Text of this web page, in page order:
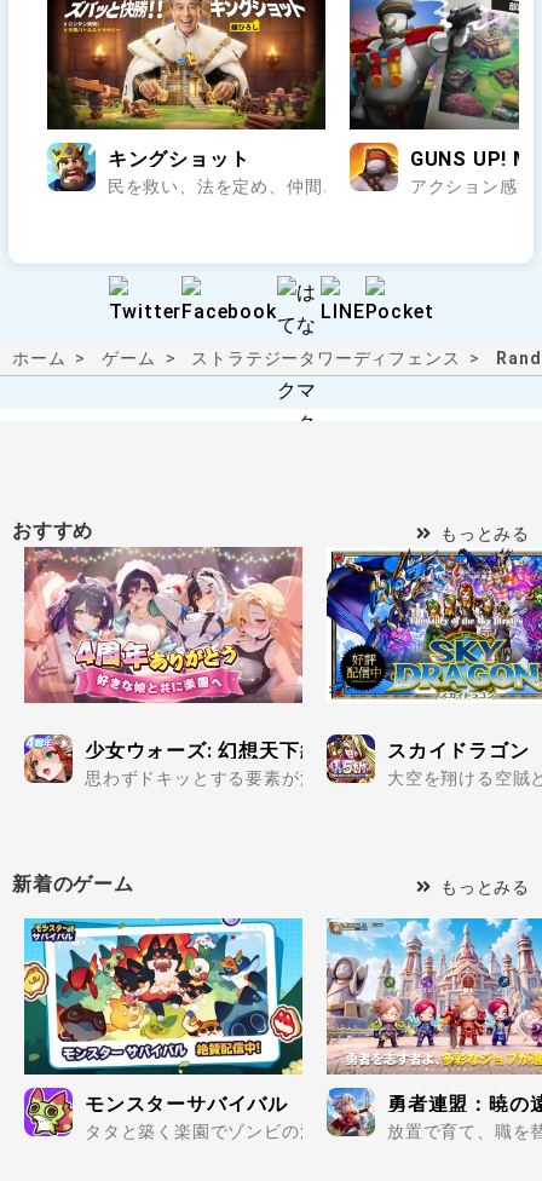
キングショット
民を救い、法を定め、仲間と乱世の王座を狙え..
GUNS UP!
アクション感
ホーム ゲーム ストラテジー タワーディフェンス
おすすめ もっとみる
少女ウォーズ: 幻想天下統一戦
思わずドキッとする要素が満載の美少女だらけで楽し
スカイドラゴン
大空を翔ける空賊
新着のゲーム もっとみる
モンスターサバイバル
タタと築く楽園でゾンビの波を迎え撃て..
勇者連盟：暁の
放置で育て、職を